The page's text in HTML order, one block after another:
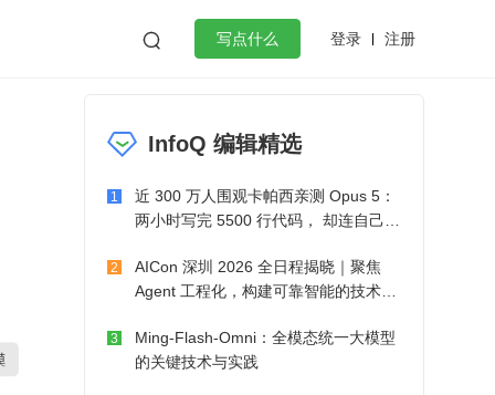
 写点什么 登录 注册
微服务架构 flutter
InfoQ 编辑精选
1
近 300 万人围观卡帕西亲测 Opus 5：
两小时写完 5500 行代码， 却连自己写
2
AICon 深圳 2026 全日程揭晓｜聚焦
Agent 工程化，构建可靠智能的技术路
3
Ming-Flash-Omni：全模态统一大模型
的关键技术与实践